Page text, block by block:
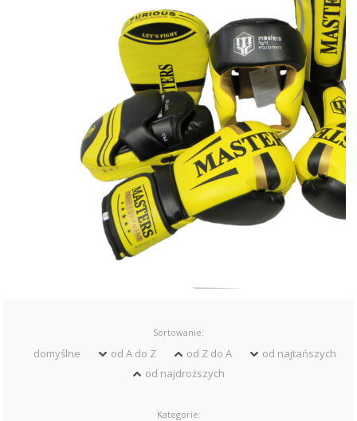
Sortowanie:
domyślne od A do Z od Z do A
od najtańszych
od najdroższych
Kategorie: